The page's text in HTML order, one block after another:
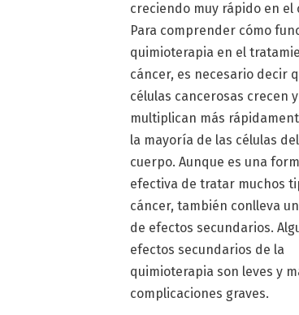
creciendo muy rápido en el
Para comprender cómo
quimioterapia en el
cáncer, es necesario decir
células cancerosas crecen
multiplican más
la mayoría de las células del
cuerpo. Aunque es una
efectiva de tratar muchos
cáncer, también conlleva
de efectos secundarios.
efectos secundarios de la
quimioterapia son leves y
complicaciones graves.